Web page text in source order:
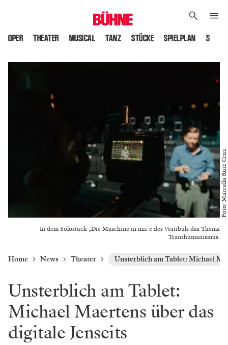
OPER THEATER MUSICAL TANZ STÜCKE SPIELPLAN
In dem Solostück „Die Maschine in mir e des Vestibüls das Thema
Transhumanismus.
Foto: Marcella Ruiz Cruz
Home News Theater Unsterblich am Tablet: Michael
Unsterblich am Tablet:
Michael Maertens über das
digitale Jenseits